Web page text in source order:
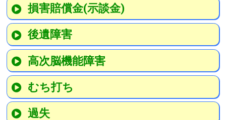
損害賠償金(示談金)
後遺障害
高次脳機能障害
むち打ち
過失